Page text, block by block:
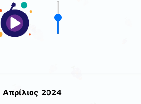
Απρίλιος 2024